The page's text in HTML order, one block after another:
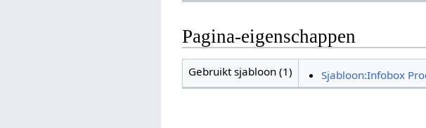
Pagina-eigenschappen
Gebruikt sjabloon (1) Sjabloon:Infobox